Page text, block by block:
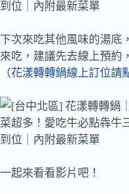
下次來吃其他風味的湯底
來吃，建議先去線上預約
（花漾轉轉鍋線上訂位請
一起來看看影片吧！